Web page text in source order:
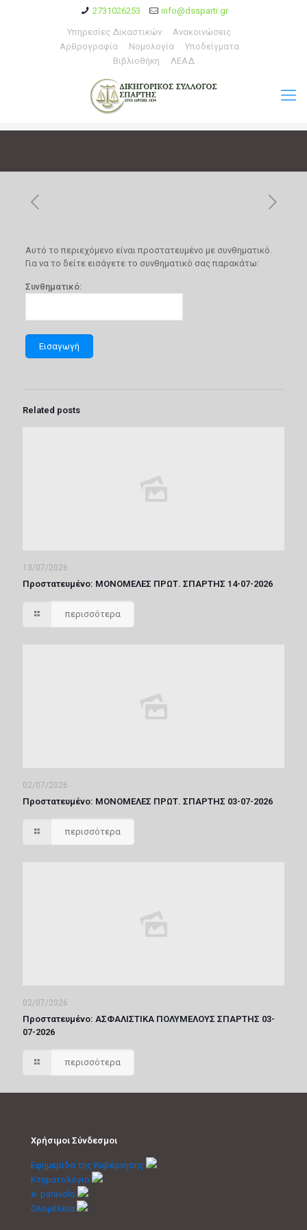
2731026253 info@dssparti.gr
Υπηρεσίες Δικαστικών
Ανακοινώσεις
Αρθρογραφία
Νομολογία
Υποδείγματα
Βιβλιοθήκη
ΛΕΑΔ
Αυτό το περιεχόμενο είναι προστατευμένο με συνθηματικό.
Για να το δείτε εισάγετε το συνθηματικό σας παρακάτω:
Συνθηματικό:
Related posts
13/07/2026
Πρoστατευμένο: ΜΟΝΟΜΕΛΕΣ ΠΡΩΤ. ΣΠΑΡΤΗΣ 14-07-2026
περισσότερα
02/07/2026
Πρoστατευμένο: ΜΟΝΟΜΕΛΕΣ ΠΡΩΤ. ΣΠΑΡΤΗΣ 03-07-2026
περισσότερα
02/07/2026
Πρoστατευμένο: ΑΣΦΑΛΙΣΤΙΚΑ ΠΟΛΥΜΕΛΟΥΣ ΣΠΑΡΤΗΣ 03-
07-2026
περισσότερα
Χρήσιμοι Σύνδεσμοι
Εφημερίδα της Κυβέρνησης
Κτηματολόγιο
e- paravolo
Ολομέλεια